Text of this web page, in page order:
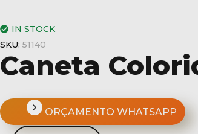
IN STOCK
SKU: 51140
Caneta
ORÇAMENTO WHATSAPP